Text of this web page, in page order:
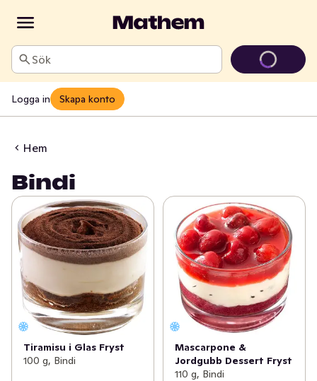
Sök
Logga in Skapa konto
Hem
Bindi
Tiramisu i Glas Fryst
100 g, Bindi
Mascarpone &
Jordgubb Dessert Fryst
110 g, Bindi